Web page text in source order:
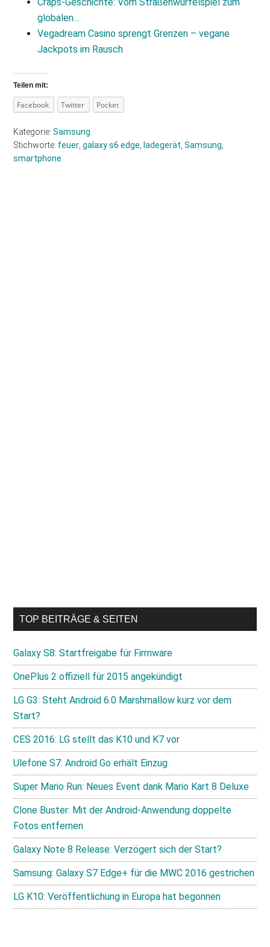
globalen…
Vegadream Casino sprengt Grenzen – vegane
Jackpots im Rausch
Teilen mit:
Facebook Twitter Pocket
Kategorie:Samsung
Stichworte: feuer ,galaxy s6 edge ladegerät ,Samsung
smartphone
TOP BEITRÄGE & SEITEN
Galaxy S8: Startfreigabe für Firmware
OnePlus 2 offiziell für 2015 angekündigt
LG G3: Steht Android 6.0 Marshmallow kurz vor dem
Start?
CES 2016: LG stellt das K10 und K7 vor
Ulefone S7: Android Go erhält Einzug
Super Mario Run: Neues Event dank Mario Kart 8 Deluxe
Clone Buster: Mit der Android-Anwendung doppelte
Fotos entfernen
Galaxy Note 8 Release: Verzögert sich der Start?
Samsung: Galaxy S7 Edge+ für die MWC 2016 gestrichen
LG K10: Veröffentlichung in Europa hat begonnen